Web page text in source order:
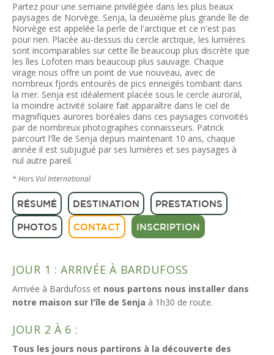
Partez pour une semaine privilégiée dans les plus beaux
paysages de Norvège. Senja, la deuxième plus grande île de
Norvège est appelée la perle de l'arctique et ce n'est pas
pour rien. Placée au-dessus du cercle arctique, les lumières
sont incomparables sur cette île beaucoup plus discrète que
les îles Lofoten mais beaucoup plus sauvage. Chaque
virage nous offre un point de vue nouveau, avec de
nombreux fjords entourés de pics enneigés tombant dans
la mer. Senja est idéalement placée sous le cercle auroral,
la moindre activité solaire fait apparaître dans le ciel de
magnifiques aurores boréales dans ces paysages convoités
par de nombreux photographes connaisseurs. Patrick
parcourt l'île de Senja depuis maintenant 10 ans, chaque
année il est subjugué par ses lumières et ses paysages à
nul autre pareil.
* Hors Vol International
RÉSUMÉ DESTINATION PRESTATIONS
PHOTOS CONTACT INSCRIPTION
JOUR 1 : ARRIVÉE À BARDUFOSS
Arrivée à Bardufoss et nous partons nous installer dans
notre maison sur l'île de Senja à 1h30 de route.
JOUR 2 À 6 :
Tous les jours nous partirons à la découverte des